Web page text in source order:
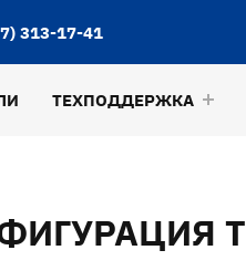
313-17-41
ТЕХПОДДЕРЖКА